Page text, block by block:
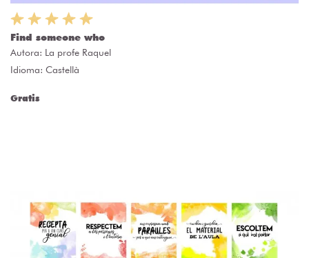
Find someone who
Autora: La profe Raquel
Idioma: Castellà
Gratis